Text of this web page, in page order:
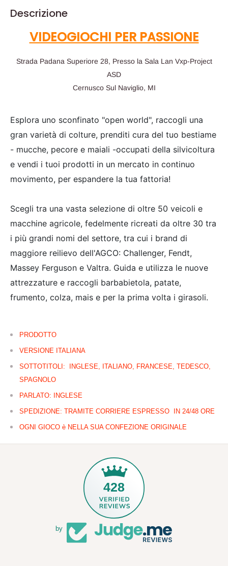
Descrizione
VIDEOGIOCHI PER PASSIONE
Strada Padana Superiore 28, Presso la Sala Lan Vxp-Project
ASD
Cernusco Sul Naviglio, MI
Esplora uno sconfinato "open world", raccogli una
gran varietà di colture, prenditi cura del tuo bestiame
- mucche, pecore e maiali -occupati della silvicoltura
e vendi i tuoi prodotti in un mercato in continuo
movimento, per espandere la tua fattoria!
Scegli tra una vasta selezione di oltre 50 veicoli e
macchine agricole, fedelmente ricreati da oltre 30 tra
i più grandi nomi del settore, tra cui i brand di
maggiore reilievo dell'AGCO: Challenger, Fendt,
Massey Ferguson e Valtra. Guida e utilizza le nuove
attrezzature e raccogli barbabietola, patate,
frumento, colza, mais e per la prima volta i girasoli.
PRODOTTO
VERSIONE ITALIANA
SOTTOTITOLI: INGLESE, ITALIANO, FRANCESE, TEDESCO,
SPAGNOLO
PARLATO: INGLESE
SPEDIZIONE: TRAMITE CORRIERE ESPRESSO IN 24/48 ORE
OGNI GIOCO è NELLA SUA CONFEZIONE ORIGINALE
428
by